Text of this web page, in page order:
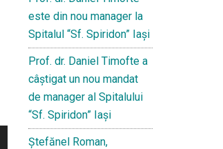
este din nou manager la
Spitalul “Sf. Spiridon” Iaşi
Prof. dr. Daniel Timofte a
câștigat un nou mandat
de manager al Spitalului
“Sf. Spiridon” Iași
Ştefănel Roman,